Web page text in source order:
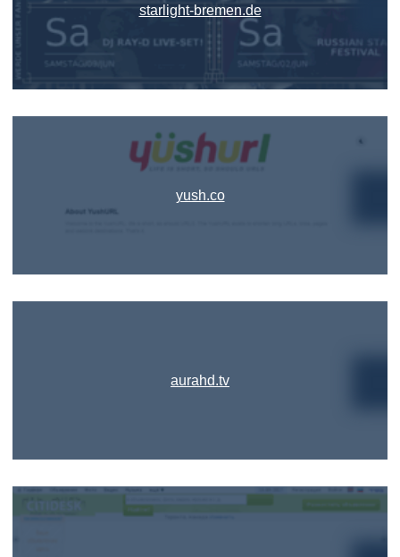
starlight-bremen.de
yush.co
aurahd.tv